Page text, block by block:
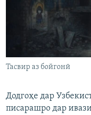
Тасвир аз бойгонӣ
Додгоҳе дар
писарашро дар